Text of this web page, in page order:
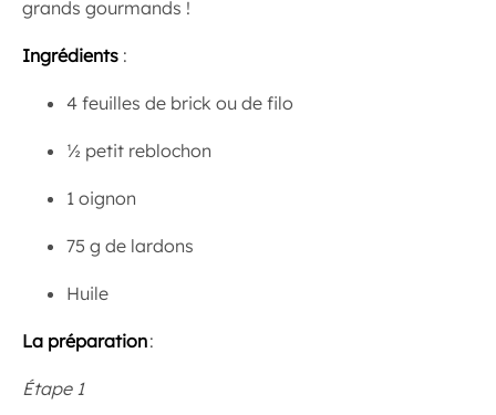
grands gourmands !
Ingrédients :
4 feuilles de brick ou de filo
½ petit reblochon
1 oignon
75 g de lardons
Huile
La préparation:
Étape 1